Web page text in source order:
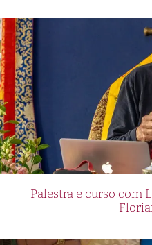
Palestra e curso com